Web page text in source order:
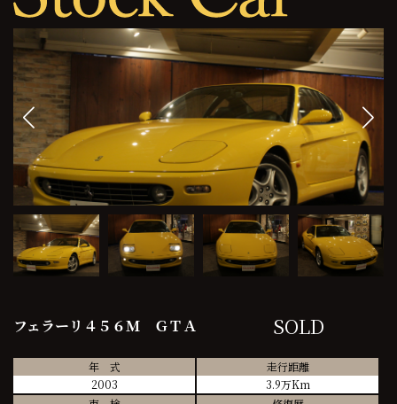
フェラーリ４５６Ｍ ＧＴＡ SOLD
年 式
2003
走行距離
3.9万Km